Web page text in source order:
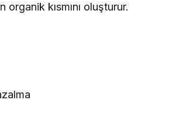
organik kısmını oluşturur.